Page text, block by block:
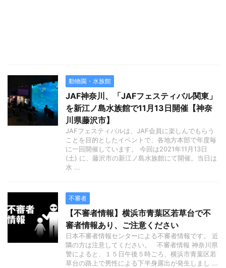
動物園・水族館
JAF神奈川、「JAFフェスティバル関東」
を新江ノ島水族館で11月13日開催【神奈
川県藤沢市】
JAFフェスティバルは、JAF会員に楽しんでもらう
ことを目的としたイベントで、各地方本部で年度毎
に一回開催しています。 今回は2021年11月13日
(土) に、藤沢市の新江ノ島水族館にて開催。当日は
水 ...
不審者
【不審者情報】横浜市青葉区若草台で不
審者情報あり、ご注意ください
日本不審者情報センターによる不審者情報です。 近
隣の方は注意してください。 不審者情報 神奈川県
警によると、１５日午後５時ごろ、横浜市青葉区若
草台の路上で男性による下半身露出が発生しまし ...